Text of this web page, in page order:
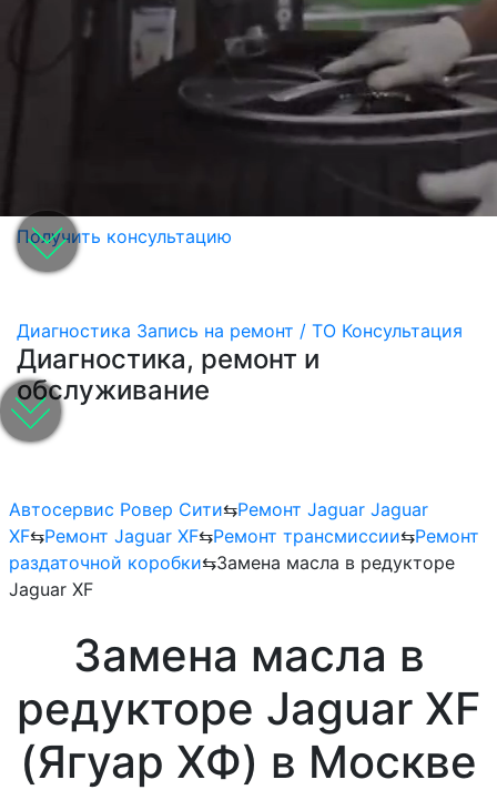
Получить консультацию
Диагностика Запись на ремонт / ТО Консультация
Диагностика, ремонт и
обслуживание
Автосервис Ровер Сити⇆Ремонт Jaguar Jaguar
XF⇆Ремонт Jaguar XF⇆Ремонт трансмиссии⇆Ремонт
раздаточной коробки⇆Замена масла в редукторе
Jaguar XF
Замена масла в
редукторе Jaguar XF
(Ягуар ХФ) в Москве